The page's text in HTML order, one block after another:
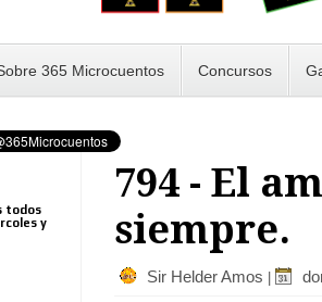
365 Microcuentos Concursos
794 - El
siempre.
Sir Helder Amos
todos
y